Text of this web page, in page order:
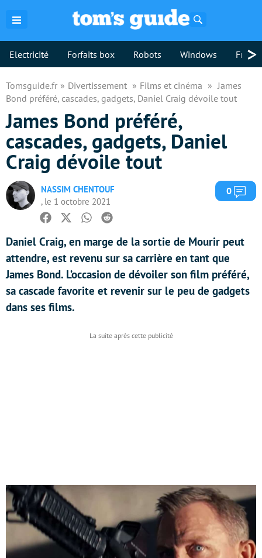
Electricité Forfaits box Robots Windows >
Tomsguide.fr Divertissement Films et cinéma
James
Bond préféré, cascades, gadgets, Daniel Craig dévoile tout
James Bond préféré,
cascades, gadgets, Daniel
Craig dévoile tout
NASSIM CHENTOUF
, le 1 octobre 2021
0
Facebook
TwitterWhatsapp
Reddit
Daniel Craig, en marge de la sortie de Mourir peut
attendre, est revenu sur sa carrière en tant que
James Bond. L’occasion de dévoiler son film préféré,
sa cascade favorite et revenir sur le peu de gadgets
dans ses films.